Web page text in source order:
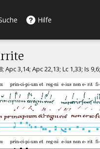
Hilfe
3,14; Apc 22,13; Lc 1,33; Is